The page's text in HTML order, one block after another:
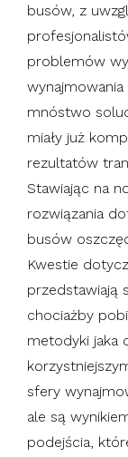
busów, z
problemów
mnóstwo
miały już
rezultatów
Stawiając na
rozwiązania
busów
Kwestie
przedstawiają
chociażby
metodyki jaka
sfery
ale są
podejścia,